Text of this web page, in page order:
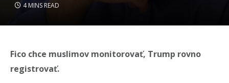
4 MINS READ
Fico chce muslimov monitorovať, Trump rovno
registrovať.